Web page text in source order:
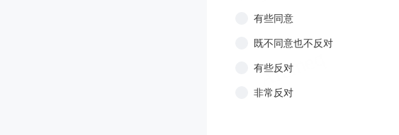
有些同意
既不同意也不反对
有些反对
非常反对